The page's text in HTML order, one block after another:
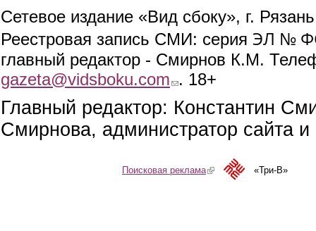
Сетевое издание «Вид сбоку», г.
Реестровая запись СМИ: серия ЭЛ №
главный редактор - Смирнов К.М.
gazeta@vidsboku.com (link sends e-mail)
. 18+
Главный редактор: Константин
Смирнова, администратор сайта
Поисковая реклама(link is external)«Три-В»